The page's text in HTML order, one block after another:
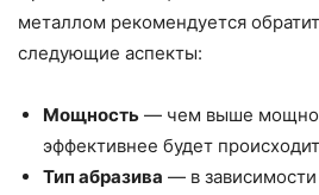
металлом рекомендуется
следующие аспекты:
Мощность — чем выше
эффективнее будет
Тип абразива — в зависимости